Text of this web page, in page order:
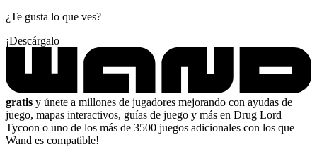
¿Te gusta lo que ves?
¡Descárgalo
gratis y únete a millones de jugadores mejorando con ayudas de
juego, mapas interactivos, guías de juego y más en Drug Lord
Tycoon o uno de los más de 3500 juegos adicionales con los que
Wand es compatible!